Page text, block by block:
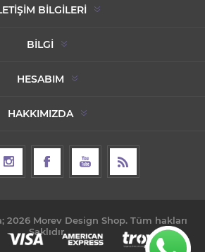
BILGILERI
BILGI
HESABIM
HAKKIMIZDA
2026 Morev Design Shop. Tüm hakları
Saklıdır.